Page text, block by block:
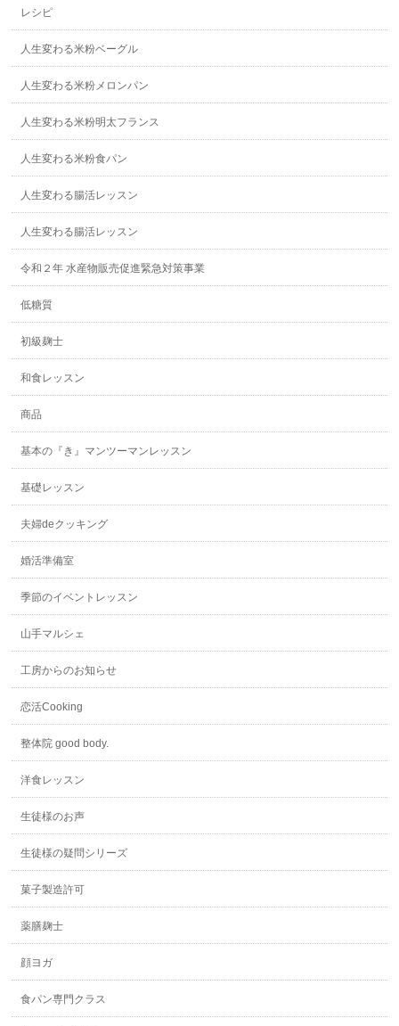
レシピ
人生変わる米粉ベーグル
人生変わる米粉メロンパン
人生変わる米粉明太フランス
人生変わる米粉食パン
人生変わる腸活レッスン
人生変わる腸活レッスン
令和２年 水産物販売促進緊急対策事業
低糖質
初級麹士
和食レッスン
商品
基本の『き』マンツーマンレッスン
基礎レッスン
夫婦deクッキング
婚活準備室
季節のイベントレッスン
山手マルシェ
工房からのお知らせ
恋活Cooking
整体院 good body.
洋食レッスン
生徒様のお声
生徒様の疑問シリーズ
菓子製造許可
薬膳麹士
顔ヨガ
食パン専門クラス